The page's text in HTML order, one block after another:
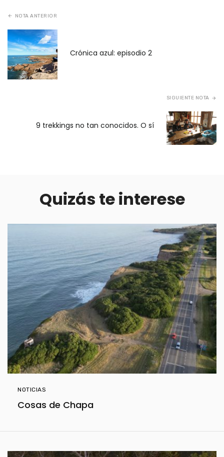
NOTA ANTERIOR
Crónica azul: episodio 2
SIGUIENTE NOTA
9 trekkings no tan conocidos. O sí
Quizás te interese
NOTICIAS
Cosas de Chapa